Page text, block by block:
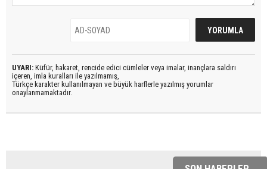
UYARI: Küfür, hakaret, rencide edici cümleler veya imalar, inançlara saldırı
içeren, imla kuralları ile yazılmamış,
Türkçe karakter kullanılmayan ve büyük harflerle yazılmış yorumlar
onaylanmamaktadır.